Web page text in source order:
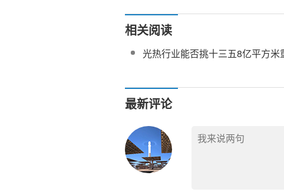
相关阅读
光热行业能否挑十三五8亿平方米
最新评论